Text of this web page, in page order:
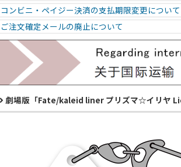
コンビニ・ペイジー決済の支払期限変更について
ご注文確定メールの廃止について
劇場版「Fate/kaleid liner プリズマ☆イリヤ